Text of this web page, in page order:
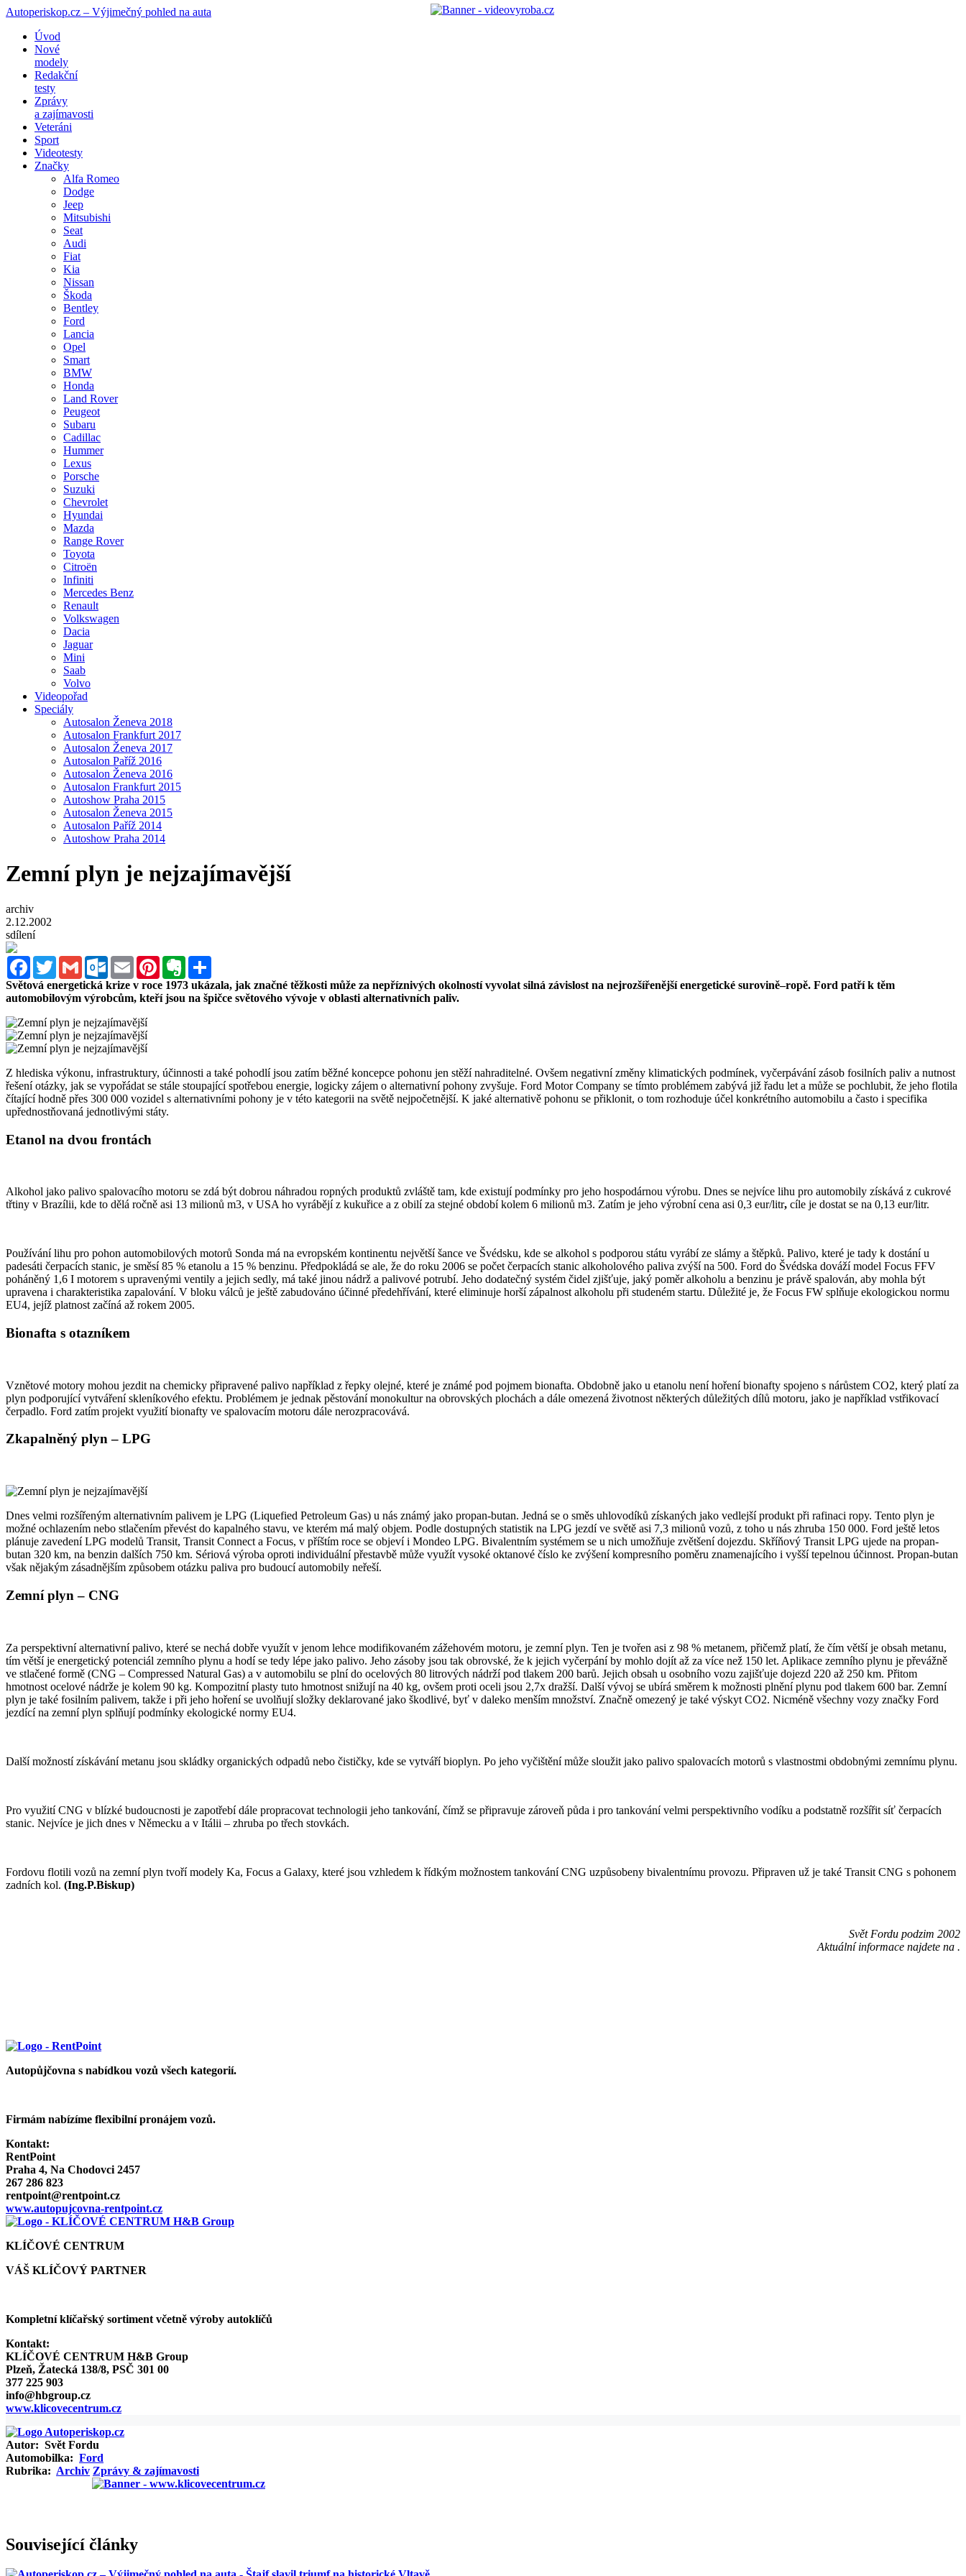
Autoperiskop.cz – Výjimečný pohled na auta
Přejít
obsahu
webu
Úvod
Nové
modely
Redakční
testy
Zprávy
a zajímavosti
Veteráni
Sport
Videotesty
Značky
Alfa Romeo
Dodge
Jeep
Mitsubishi
Seat
Audi
Fiat
Kia
Nissan
Škoda
Bentley
Ford
Lancia
Opel
Smart
BMW
Honda
Land Rover
Peugeot
Subaru
Cadillac
Hummer
Lexus
Porsche
Suzuki
Chevrolet
Hyundai
Mazda
Range Rover
Toyota
Citroën
Infiniti
Mercedes Benz
Renault
Volkswagen
Dacia
Jaguar
Mini
Saab
Volvo
Videopořad
Speciály
Autosalon Ženeva 2018
Autosalon Frankfurt 2017
Autosalon Ženeva 2017
Autosalon Paříž 2016
Autosalon Ženeva 2016
Autosalon Frankfurt 2015
Autoshow Praha 2015
Autosalon Ženeva 2015
Autosalon Paříž 2014
Autoshow Praha 2014
Zemní plyn je nejzajímavější
archiv
2.12.2002
sdílení
FacebookTwitterGmail Outlook.com
Email PinterestEvernote
Světová energetická krize v roce 1973 ukázala, jak značné těžkosti může za nepříznivých okolností vyvolat silná závislost na nejrozšířenější energetické surovině–ropě. Ford patří k těm
automobilovým výrobcům, kteří jsou na špičce světového vývoje v oblasti alternativních paliv.
Z hlediska výkonu, infrastruktury, účinnosti a také pohodlí jsou zatím běžné koncepce pohonu jen stěží nahraditelné. Ovšem negativní změny klimatických podmínek, vyčerpávání zásob fosilních paliv a nutnost
řešení otázky, jak se vypořádat se stále stoupající spotřebou energie, logicky zájem o alternativní pohony zvyšuje. Ford Motor Company se tímto problémem zabývá již řadu let a může se pochlubit, že jeho flotila
čítající hodně přes 300 000 vozidel s alternativními pohony je v této kategorii na světě nejpočetnější. K jaké alternativě pohonu se přiklonit, o tom rozhoduje účel konkrétního automobilu a často i specifika
upřednostňovaná jednotlivými státy.
Etanol na dvou frontách
Alkohol jako palivo spalovacího motoru se zdá být dobrou náhradou ropných produktů zvláště tam, kde existují podmínky pro jeho hospodárnou výrobu. Dnes se nejvíce lihu pro automobily získává z cukrové
třtiny v Brazílii, kde to dělá ročně asi 13 milionů m3, v USA ho vyrábějí z kukuřice a z obilí za stejné období kolem 6 milionů m3. Zatím je jeho výrobní cena asi 0,3 eur/litr, cíle je dostat se na 0,13 eur/litr.
Používání lihu pro pohon automobilových motorů Sonda má na evropském kontinentu největší šance ve Švédsku, kde se alkohol s podporou státu vyrábí ze slámy a štěpků. Palivo, které je tady k dostání u
padesáti čerpacích stanic, je směsí 85 % etanolu a 15 % benzinu. Předpokládá se ale, že do roku 2006 se počet čerpacích stanic alkoholového paliva zvýší na 500. Ford do Švédska dováží model Focus FFV
poháněný 1,6 I motorem s upravenými ventily a jejich sedly, má také jinou nádrž a palivové potrubí. Jeho dodatečný systém čidel zjišťuje, jaký poměr alkoholu a benzinu je právě spalován, aby mohla být
upravena i charakteristika zapalování. V bloku válců je ještě zabudováno účinné předehřívání, které eliminuje horší zápalnost alkoholu při studeném startu. Důležité je, že Focus FW splňuje ekologickou normu
EU4, jejíž platnost začíná až rokem 2005.
Bionafta s otazníkem
Vznětové motory mohou jezdit na chemicky připravené palivo například z řepky olejné, které je známé pod pojmem bionafta. Obdobně jako u etanolu není hoření bionafty spojeno s nárůstem CO2, který platí za
plyn podporující vytváření skleníkového efektu. Problémem je jednak pěstování monokultur na obrovských plochách a dále omezená životnost některých důležitých dílů motoru, jako je například vstřikovací
čerpadlo. Ford zatím projekt využití bionafty ve spalovacím motoru dále nerozpracovává.
Zkapalněný plyn – LPG
Dnes velmi rozšířeným alternativním palivem je LPG (Liquefied Petroleum Gas) u nás známý jako propan-butan. Jedná se o směs uhlovodíků získaných jako vedlejší produkt při rafinaci ropy. Tento plyn je
možné ochlazením nebo stlačením převést do kapalného stavu, ve kterém má malý objem. Podle dostupných statistik na LPG jezdí ve světě asi 7,3 milionů vozů, z toho u nás zhruba 150 000. Ford ještě letos
plánuje zavedení LPG modelů Transit, Transit Connect a Focus, v příštím roce se objeví i Mondeo LPG. Bivalentním systémem se u nich umožňuje zvětšení dojezdu. Skříňový Transit LPG ujede na propan-
butan 320 km, na benzin dalších 750 km. Sériová výroba oproti individuální přestavbě může využít vysoké oktanové číslo ke zvýšení kompresního poměru znamenajícího i vyšší tepelnou účinnost. Propan-butan
však nějakým zásadnějším způsobem otázku paliva pro budoucí automobily neřeší.
Zemní plyn – CNG
Za perspektivní alternativní palivo, které se nechá dobře využít v jenom lehce modifikovaném zážehovém motoru, je zemní plyn. Ten je tvořen asi z 98 % metanem, přičemž platí, že čím větší je obsah metanu,
tím větší je energetický potenciál zemního plynu a hodí se tedy lépe jako palivo. Jeho zásoby jsou tak obrovské, že k jejich vyčerpání by mohlo dojít až za více než 150 let. Aplikace zemního plynu je převážně
ve stlačené formě (CNG – Compressed Natural Gas) a v automobilu se plní do ocelových 80 litrových nádrží pod tlakem 200 barů. Jejich obsah u osobního vozu zajišťuje dojezd 220 až 250 km. Přitom
hmotnost ocelové nádrže je kolem 90 kg. Kompozitní plasty tuto hmotnost snižují na 40 kg, ovšem proti oceli jsou 2,7x dražší. Další vývoj se ubírá směrem k možnosti plnění plynu pod tlakem 600 bar. Zemní
plyn je také fosilním palivem, takže i při jeho hoření se uvolňují složky deklarované jako škodlivé, byť v daleko menším množství. Značně omezený je také výskyt CO2. Nicméně všechny vozy značky Ford
jezdící na zemní plyn splňují podmínky ekologické normy EU4.
Další možností získávání metanu jsou skládky organických odpadů nebo čističky, kde se vytváří bioplyn. Po jeho vyčištění může sloužit jako palivo spalovacích motorů s vlastnostmi obdobnými zemnímu plynu.
Pro využití CNG v blízké budoucnosti je zapotřebí dále propracovat technologii jeho tankování, čímž se připravuje zároveň půda i pro tankování velmi perspektivního vodíku a podstatně rozšířit síť čerpacích
stanic. Nejvíce je jich dnes v Německu a v Itálii – zhruba po třech stovkách.
Fordovu flotili vozů na zemní plyn tvoří modely Ka, Focus a Galaxy, které jsou vzhledem k řídkým možnostem tankování CNG uzpůsobeny bivalentnímu provozu. Připraven už je také Transit CNG s pohonem
zadních kol. (Ing.P.Biskup)
Svět Fordu podzim 2002
Aktuální informace najdete na .
Autopůjčovna s nabídkou vozů všech kategorií.
Firmám nabízíme flexibilní pronájem vozů.
Kontakt:
RentPoint
Praha 4, Na Chodovci 2457
267 286 823
rentpoint@rentpoint.cz
www.autopujcovna-rentpoint.cz
KLÍČOVÉ CENTRUM
VÁŠ KLÍČOVÝ PARTNER
Kompletní klíčařský sortiment včetně výroby autoklíčů
Kontakt:
KLÍČOVÉ CENTRUM H&B Group
Plzeň, Žatecká 138/8, PSČ 301 00
377 225 903
info@hbgroup.cz
www.klicovecentrum.cz
Autor: Svět Fordu
Automobilka: Ford
Rubrika: Archiv Zprávy & zajímavosti
Související články